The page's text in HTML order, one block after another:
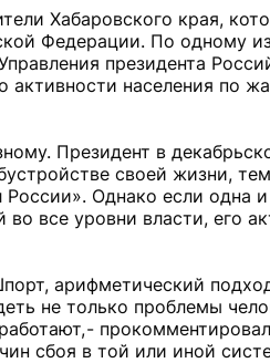
Хабаровского края,
Федерации. По одному
президента
активности населения по
Президент в
своей жизни,
Однако если одна
все уровни власти, его
арифметический
не только проблемы
-
сбоя в той или иной